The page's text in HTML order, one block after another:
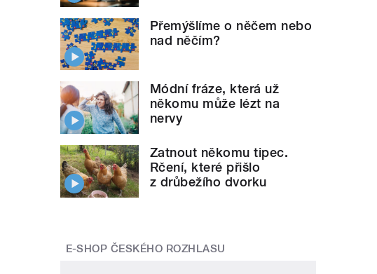
Přemýšlíme o něčem nebo
nad něčím?
Módní fráze, která už
někomu může lézt na
nervy
Zatnout někomu tipec.
Rčení, které přišlo
z drůbežího dvorku
E-SHOP ČESKÉHO ROZHLASU